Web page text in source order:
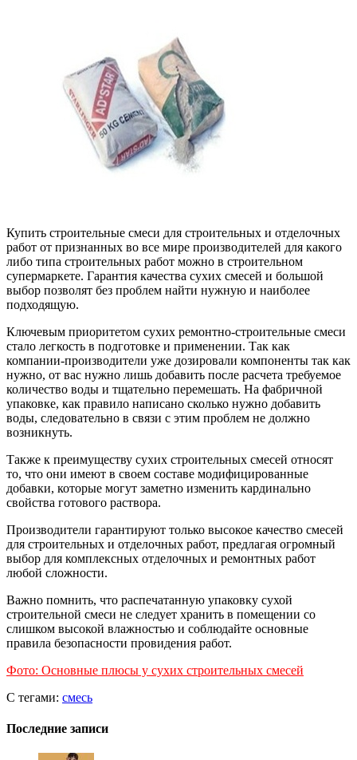
Купить строительные смеси для строительных и отделочных
работ от признанных во все мире производителей для какого
либо типа строительных работ можно в строительном
супермаркете. Гарантия качества сухих смесей и большой
выбор позволят без проблем найти нужную и наиболее
подходящую.
Ключевым приоритетом сухих ремонтно-строительные смеси
стало легкость в подготовке и применении. Так как
компании-производители уже дозировали компоненты так как
нужно, от вас нужно лишь добавить после расчета требуемое
количество воды и тщательно перемешать. На фабричной
упаковке, как правило написано сколько нужно добавить
воды, следовательно в связи с этим проблем не должно
возникнуть.
Также к преимуществу сухих строительных смесей относят
то, что они имеют в своем составе модифицированные
добавки, которые могут заметно изменить кардинально
свойства готового раствора.
Производители гарантируют только высокое качество смесей
для строительных и отделочных работ, предлагая огромный
выбор для комплексных отделочных и ремонтных работ
любой сложности.
Важно помнить, что распечатанную упаковку сухой
строительной смеси не следует хранить в помещении со
слишком высокой влажностью и соблюдайте основные
правила безопасности провидения работ.
Фото: Основные плюсы у сухих строительных смесей
С тегами: смесь
Последние записи